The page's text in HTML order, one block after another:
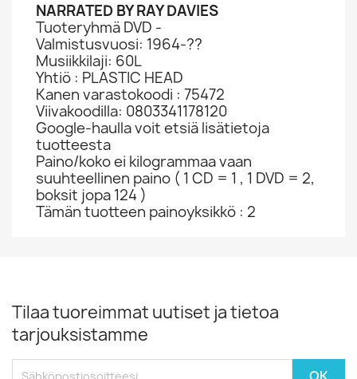
NARRATED BY RAY DAVIES
Tuoteryhmä DVD -
Valmistusvuosi: 1964-??
Musiikkilaji: 60L
Yhtiö : PLASTIC HEAD
Kanen varastokoodi : 75472
Viivakoodilla: 0803341178120
Google-haulla voit etsiä lisätietoja
tuotteesta
Paino/koko ei kilogrammaa vaan
suuhteellinen paino ( 1 CD = 1 , 1 DVD = 2,
boksit jopa 124 )
Tämän tuotteen painoyksikkö : 2
Tilaa tuoreimmat uutiset ja tietoa
tarjouksistamme